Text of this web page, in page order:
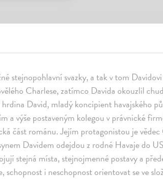
stejnopohlavní svazky, a tak v tom
Charlese, zatímco Davida okouzlil
David, mladý koncipient havajského
a výše postaveným kolegou v právnické
část románu. Jejím protagonistou je vědec
Davidem odejdou z rodné Havaje do
stejná místa, stejnojmenné postavy a
schopnost i neschopnost orientovat se ve